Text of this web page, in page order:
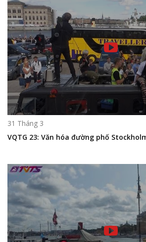
31 Tháng 3
VQTG 23: Văn hóa đường phố